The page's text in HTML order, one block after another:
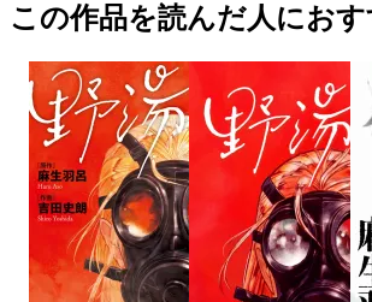
この作品を読んだ人にお